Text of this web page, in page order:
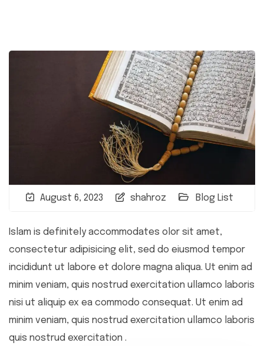
August 6, 2023 shahroz Blog List
Islam is definitely accommodates olor sit amet,
consectetur adipisicing elit, sed do eiusmod tempor
incididunt ut labore et dolore magna aliqua. Ut enim ad
minim veniam, quis nostrud exercitation ullamco laboris
nisi ut aliquip ex ea commodo consequat. Ut enim ad
minim veniam, quis nostrud exercitation ullamco laboris
quis nostrud exercitation .